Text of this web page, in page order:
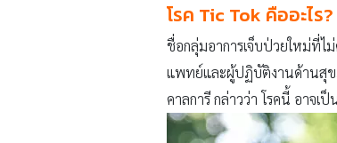
โรค Tic Tok คืออะไร?
ชื่อกลุ่มอาการเจ็บป่วยใหม่ที่ไ
แพทย์และผู้ปฏิบัติงานด้านสุข
คาลการี กล่าวว่า โรคนี้ อาจเ